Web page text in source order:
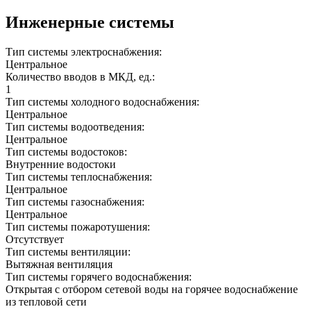
Инженерные системы
Тип системы электроснабжения:
Центральное
Количество вводов в МКД, ед.:
1
Тип системы холодного водоснабжения:
Центральное
Тип системы водоотведения:
Центральное
Тип системы водостоков:
Внутренние водостоки
Тип системы теплоснабжения:
Центральное
Тип системы газоснабжения:
Центральное
Тип системы пожаротушения:
Отсутствует
Тип системы вентиляции:
Вытяжная вентиляция
Тип системы горячего водоснабжения:
Открытая с отбором сетевой воды на горячее водоснабжение
из тепловой сети